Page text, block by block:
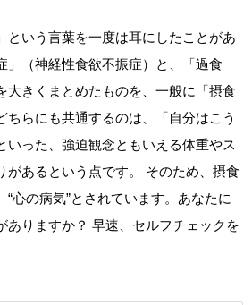
という言葉を一度は耳にしたことがあ
」（神経性食欲不振症）と、「過食
大きくまとめたものを、一般に「摂食
ちらにも共通するのは、「自分はこう
いった、強迫観念ともいえる体重やス
があるという点です。 そのため、摂食
心の病気”とされています。あなたに
ありますか？ 早速、セルフチェックを